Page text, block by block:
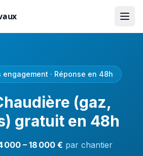
engagement · Réponse en 48h
(gaz,
gratuit en 48h
000– 18 000€ par chantier